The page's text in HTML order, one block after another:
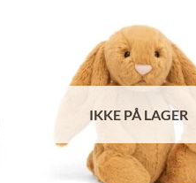
IKKE PÅ LAGER